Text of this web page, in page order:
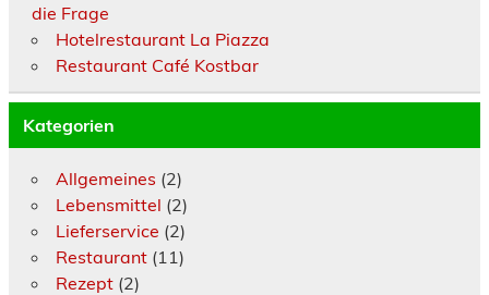
die Frage
Hotelrestaurant La Piazza
Restaurant Café Kostbar
Kategorien
Allgemeines (2)
Lebensmittel (2)
Lieferservice (2)
Restaurant(11)
Rezept(2)